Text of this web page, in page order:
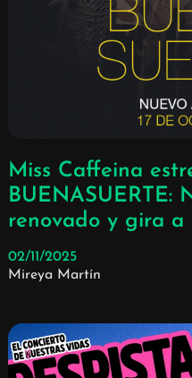
Miss Caffeina
BUENASUERTE:
renovado y gira a
02/11/2025
Mireya Martín